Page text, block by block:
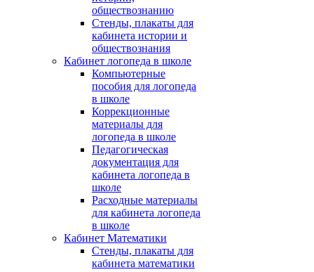
обществознанию
Стенды, плакаты для
кабинета истории и
обществознания
Кабинет логопеда в школе
Компьютерные
пособия для логопеда
в школе
Коррекционные
материалы для
логопеда в школе
Педагогическая
документация для
кабинета логопеда в
школе
Расходные материалы
для кабинета логопеда
в школе
Кабинет Математики
Стенды, плакаты для
кабинета математики